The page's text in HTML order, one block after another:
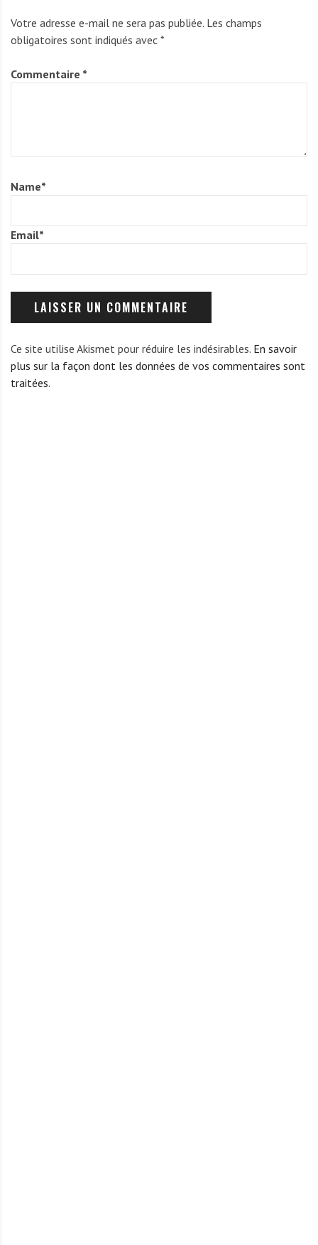
Votre adresse e-mail ne sera pas publiée. Les champs
obligatoires sont indiqués avec *
Commentaire *
Name*
Email*
Ce site utilise Akismet pour réduire les indésirables. En savoir
plus sur la façon dont les données de vos commentaires sont
traitées.